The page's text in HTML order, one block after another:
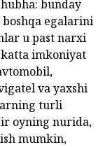
bunday
egalarini
u past narxi
imkoniyat
va yaxshi
turli
oyning nurida,
mumkin,